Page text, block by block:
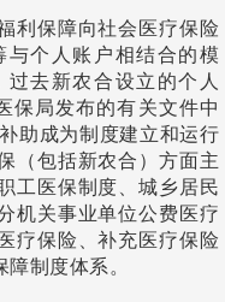
利保障向社会医疗保险
个人账户相结合的模
去新农合设立的个人
保局发布的有关文件中
助成为制度建立和运行
（包括新农合）方面主
工医保制度、城乡居民
机关事业单位公费医疗
疗保险、补充医疗保险
制度体系。